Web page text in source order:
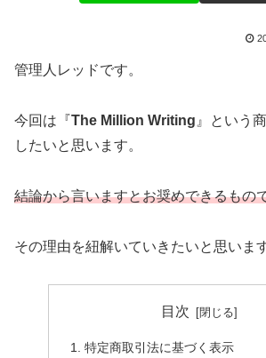
管理人レッドです。
今回は『The Million Writing 』という
したいと思います。
結論から言いますとお奨めできるもの
その理由を紐解いていきたいと思います
目次
特定商取引法に基づく表示